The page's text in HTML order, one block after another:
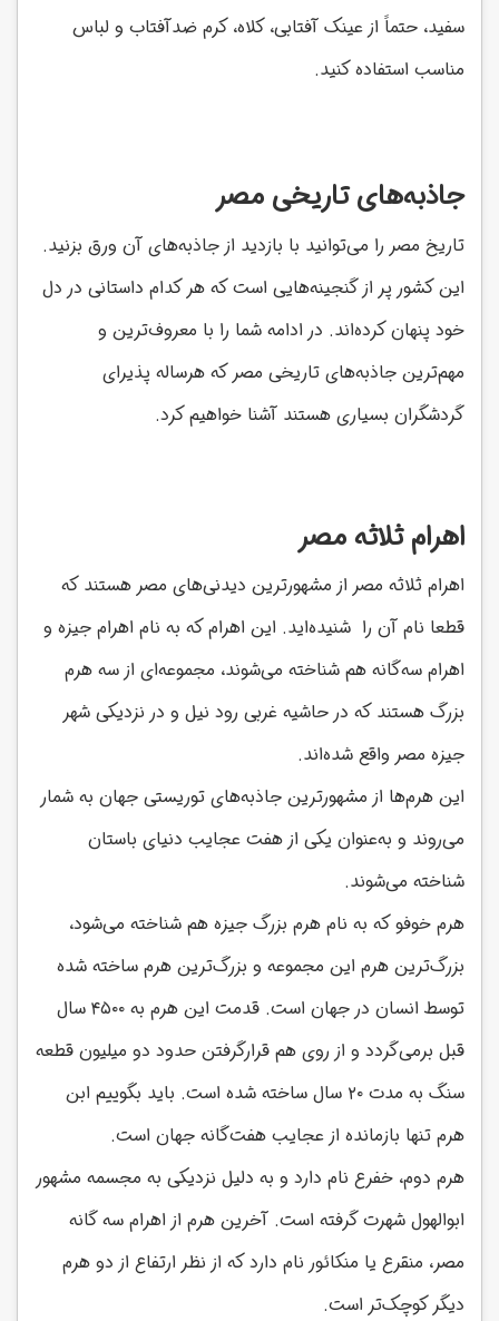
سفید، حتماً از عینک آفتابی، کلاه، کرم ضدآفتاب و لباس
مناسب استفاده کنید.
جاذبه‌های تاریخی مصر
تاریخ مصر را می‌توانید با بازدید از جاذبه‌های آن ورق بزنید.
این کشور پر از گنجینه‌هایی است که هر کدام داستانی در دل
خود پنهان کرده‌اند. در ادامه شما را با معروف‌ترین و
مهم‌ترین جاذبه‌های تاریخی مصر که هرساله پذیرای
گردشگران بسیاری هستند آشنا خواهیم کرد.
اهرام ثلاثه مصر
اهرام ثلاثه مصر از مشهورترین دیدنی‌های مصر هستند که
قطعا نام آن را شنیده‌اید. این اهرام که به نام اهرام جیزه و
اهرام سه‌گانه هم شناخته می‌شوند، مجموعه‌ای از سه هرم
بزرگ هستند که در حاشیه غربی رود نیل و در نزدیکی شهر
جیزه مصر واقع شده‌اند.
این هرم‌ها از مشهورترین جاذبه‌های توریستی جهان به شمار
می‌روند و به‌عنوان یکی از هفت عجایب دنیای باستان
شناخته می‌شوند.
هرم خوفو که به نام هرم بزرگ جیزه هم شناخته می‌شود،
بزرگ‌ترین هرم این مجموعه و بزرگ‌ترین هرم ساخته شده
توسط انسان در جهان است. قدمت این هرم به ۴۵۰۰ سال
قبل برمی‌گردد و از روی هم قرارگرفتن حدود دو میلیون قطعه
سنگ به مدت ۲۰ سال ساخته شده است. باید بگوییم ابن
هرم تنها بازمانده از عجایب هفت‌‎گانه جهان است.
هرم دوم، خفرع نام دارد و به دلیل نزدیکی به مجسمه مشهور
ابوالهول شهرت گرفته است. آخرین هرم از اهرام سه گانه
مصر، منقرع یا منکائور نام دارد که از نظر ارتفاع از دو هرم
دیگر کوچک‌تر است.